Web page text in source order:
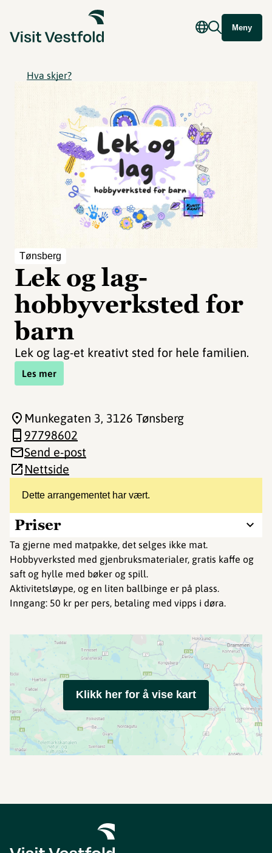
Meny
Hva skjer?
Tønsberg
Lek og lag-
hobbyverksted for
barn
Lek og lag-et kreativt sted for hele familien.
Les mer
Dette arrangementet har vært.
Priser
Ta gjerne med matpakke, det selges ikke mat.
Hobbyverksted med gjenbruksmaterialer, gratis kaffe og
saft og hylle med bøker og spill.
Aktivitetsløype, og en liten ballbinge er på plass.
Inngang: 50 kr per pers, betaling med vipps i døra.
Munkegaten 3, 3126 Tønsberg
97798602
Send e-post
Nettside
Klikk her for å vise kart